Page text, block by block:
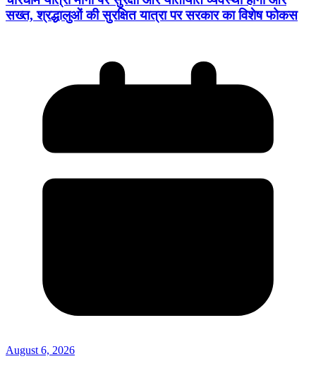
सख्त, श्रद्धालुओं की सुरक्षित यात्रा पर सरकार का विशेष फोकस
August 6, 2026